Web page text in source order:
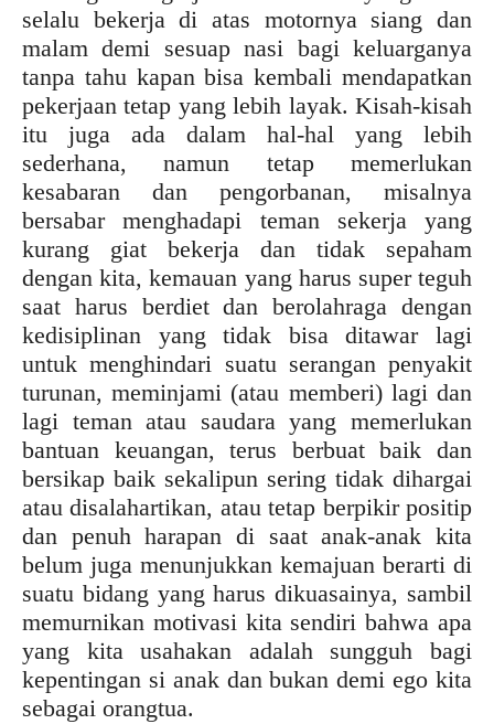
selalu bekerja di atas motornya siang dan
malam demi sesuap nasi bagi keluarganya
tanpa tahu kapan bisa kembali mendapatkan
pekerjaan tetap yang lebih layak. Kisah-kisah
itu juga ada dalam hal-hal yang lebih
sederhana, namun tetap memerlukan
kesabaran dan pengorbanan, misalnya
bersabar menghadapi teman sekerja yang
kurang giat bekerja dan tidak sepaham
dengan kita, kemauan yang harus super teguh
saat harus berdiet dan berolahraga dengan
kedisiplinan yang tidak bisa ditawar lagi
untuk menghindari suatu serangan penyakit
turunan, meminjami (atau memberi) lagi dan
lagi teman atau saudara yang memerlukan
bantuan keuangan, terus berbuat baik dan
bersikap baik sekalipun sering tidak dihargai
atau disalahartikan, atau tetap berpikir positip
dan penuh harapan di saat anak-anak kita
belum juga menunjukkan kemajuan berarti di
suatu bidang yang harus dikuasainya, sambil
memurnikan motivasi kita sendiri bahwa apa
yang kita usahakan adalah sungguh bagi
kepentingan si anak dan bukan demi ego kita
sebagai orangtua.